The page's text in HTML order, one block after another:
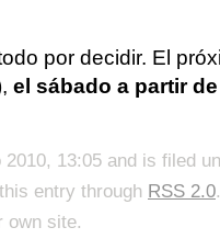
por decidir. El
el sábado a partir
13:05 and is filed
entry through RSS 2.0
own site.